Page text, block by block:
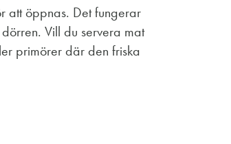
att öppnas. Det fungerar
Vill du servera mat
primörer där den friska